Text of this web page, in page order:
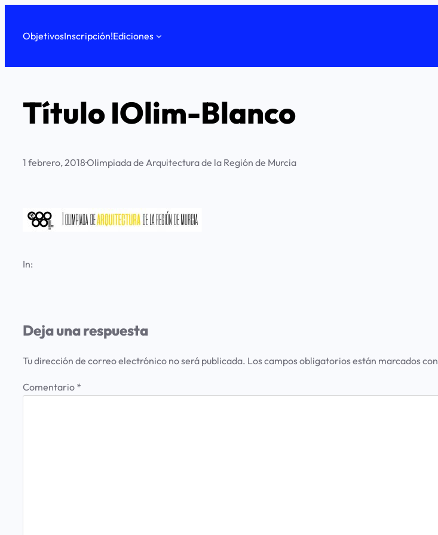
ObjetivosInscripción!Ediciones
Título IOlim-Blanco
1 febrero, 2018·Olimpiada de Arquitectura de la Región de Murcia
In:
Deja una respuesta
Tu dirección de correo electrónico no será publicada. Los campos obligatorios están marcados con
Comentario *